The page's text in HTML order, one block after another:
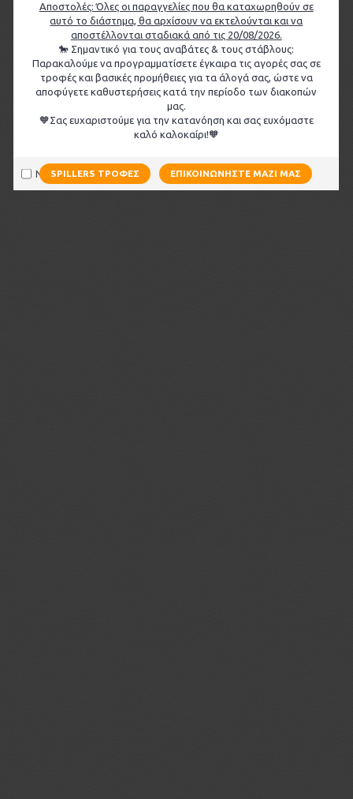
Αποστολές: Όλες οι παραγγελίες που θα καταχωρηθούν σε
αυτό το διάστημα, θα αρχίσουν να εκτελούνται και να
αποστέλλονται σταδιακά από τις 20/08/2026.
🐎 Σημαντικό για τους αναβάτες & τους στάβλους:
Παρακαλούμε να προγραμματίσετε έγκαιρα τις αγορές σας σε
τροφές και βασικές προμήθειες για τα άλογά σας, ώστε να
αποφύγετε καθυστερήσεις κατά την περίοδο των διακοπών
μας.
🧡Σας ευχαριστούμε για την κατανόηση και σας ευχόμαστε
καλό καλοκαίρι!🧡
Να μην εμφανιστεί ξανά
SPILLERS ΤΡΟΦΈΣ ΕΠΙΚΟΙΝΩΝΉΣΤΕ ΜΑΖΊ ΜΑΣ